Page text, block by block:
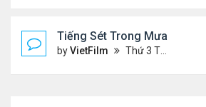
Tiếng Sét Trong Mưa (Lôi Vũ)
byVietFilm Thứ 3 Tháng 10 20, 2020 9:50 pm